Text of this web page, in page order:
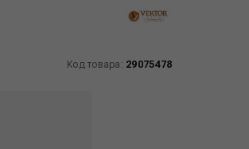
Код товара: 29075478